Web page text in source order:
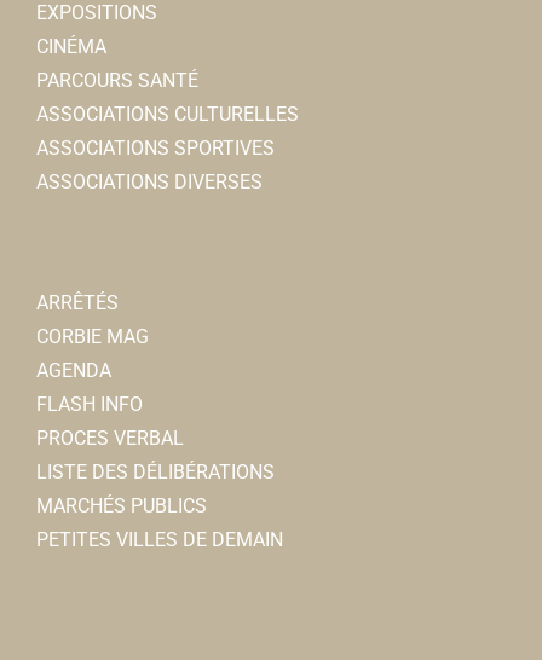
EXPOSITIONS
CINÉMA
PARCOURS SANTÉ
ASSOCIATIONS CULTURELLES
ASSOCIATIONS SPORTIVES
ASSOCIATIONS DIVERSES
ARRÊTÉS
CORBIE MAG
AGENDA
FLASH INFO
PROCES VERBAL
LISTE DES DÉLIBÉRATIONS
MARCHÉS PUBLICS
PETITES VILLES DE DEMAIN